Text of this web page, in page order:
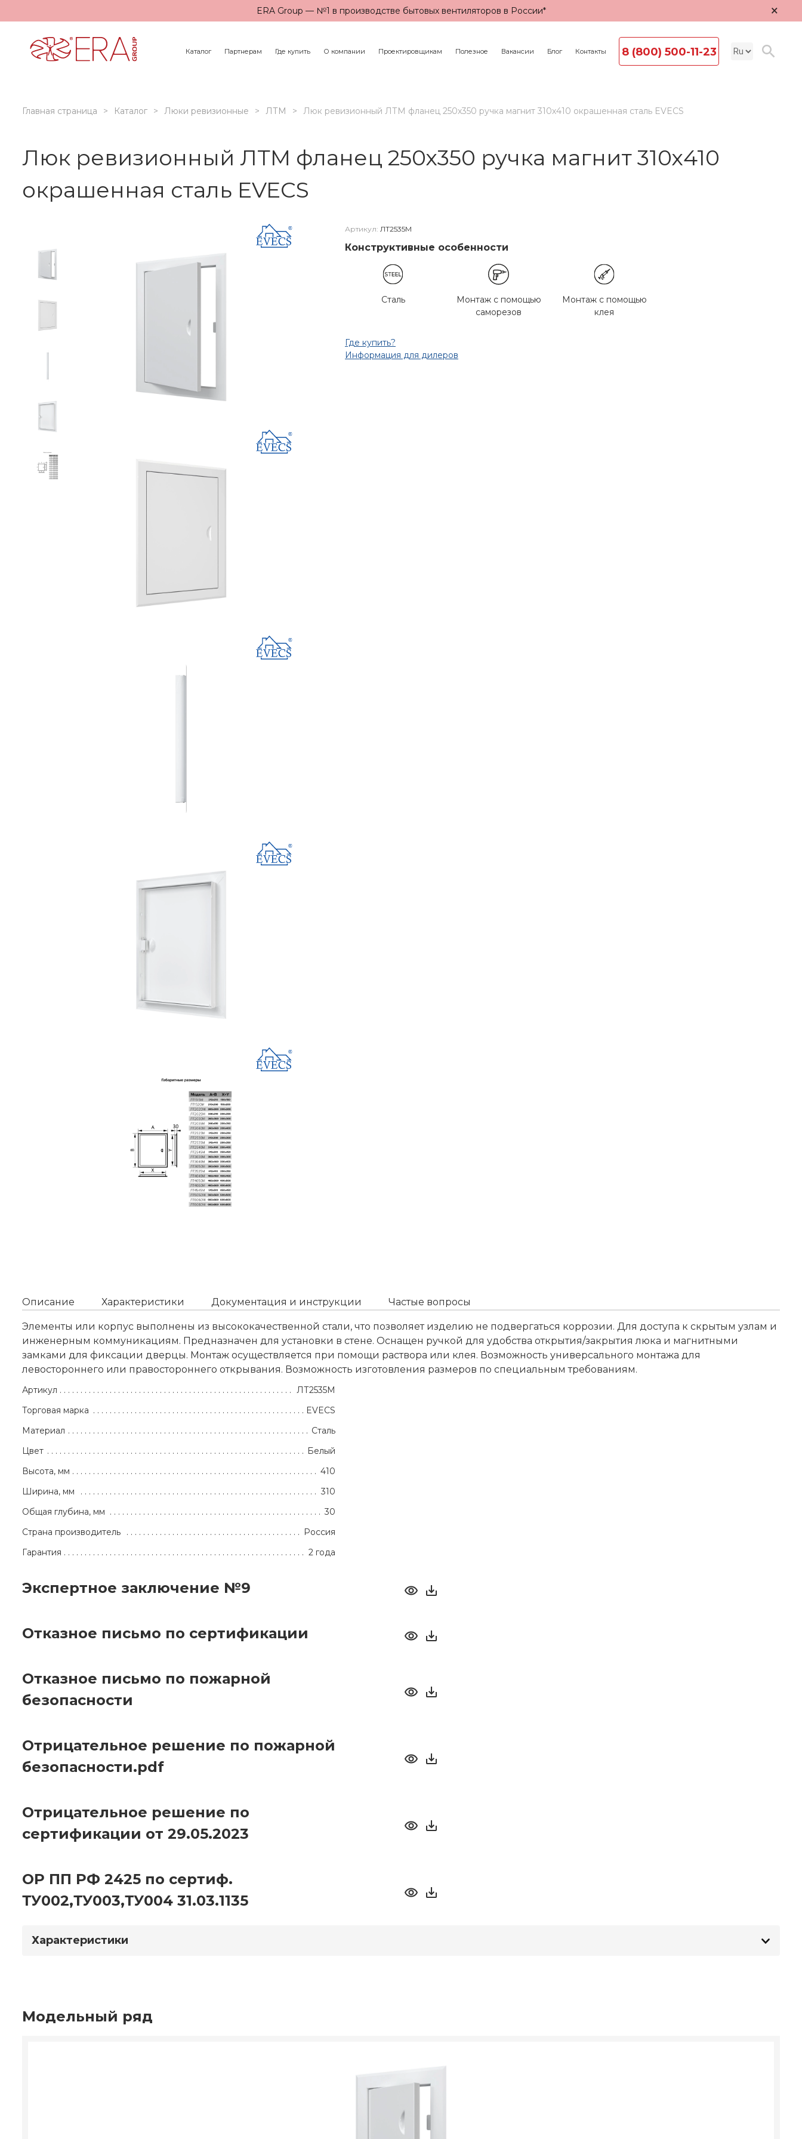
ERA Group — №1 в производстве бытовых вентиляторов в России* ×
Каталог Партнерам Где купить О компании Проектировщикам Полезное Вакансии Блог Контакты 8 (800) 500-11-23
Главная страница Каталог Люки ревизионные ЛТМ Люк ревизионный ЛТМ фланец 250х350 ручка магнит 310х410 окрашенная сталь EVECS
Люк ревизионный ЛТМ фланец 250х350 ручка магнит 310х410
окрашенная сталь EVECS
Артикул: ЛТ2535М
Конструктивные особенности
Сталь
Монтаж с помощью
саморезов
Монтаж с помощью
клея
Где купить?
Информация для дилеров
Описание Характеристики Документация и инструкции Частые вопросы
Элементы или корпус выполнены из высококачественной стали, что позволяет изделию не подвергаться коррозии. Для доступа к скрытым узлам и
инженерным коммуникациям. Предназначен для установки в стене. Оснащен ручкой для удобства открытия/закрытия люка и магнитными
замками для фиксации дверцы. Монтаж осуществляется при помощи раствора или клея. Возможность универсального монтажа для
левостороннего или правостороннего открывания. Возможность изготовления размеров по специальным требованиям.
Артикул
ЛТ2535М
Торговая марка
EVECS
Материал
Сталь
Цвет
Белый
Высота, мм
410
Ширина, мм
310
Общая глубина, мм
30
Страна производитель
Россия
Гарантия
2 года
Экспертное заключение №9
Отказное письмо по сертификации
Отказное письмо по пожарной
безопасности
Отрицательное решение по пожарной
безопасности.pdf
Отрицательное решение по
сертификации от 29.05.2023
ОР ПП РФ 2425 по сертиф.
ТУ002,ТУ003,ТУ004 31.03.1135
Характеристики
Модельный ряд